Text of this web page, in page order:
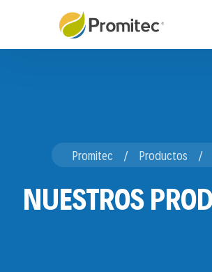
Promitec Productos
NUESTROS